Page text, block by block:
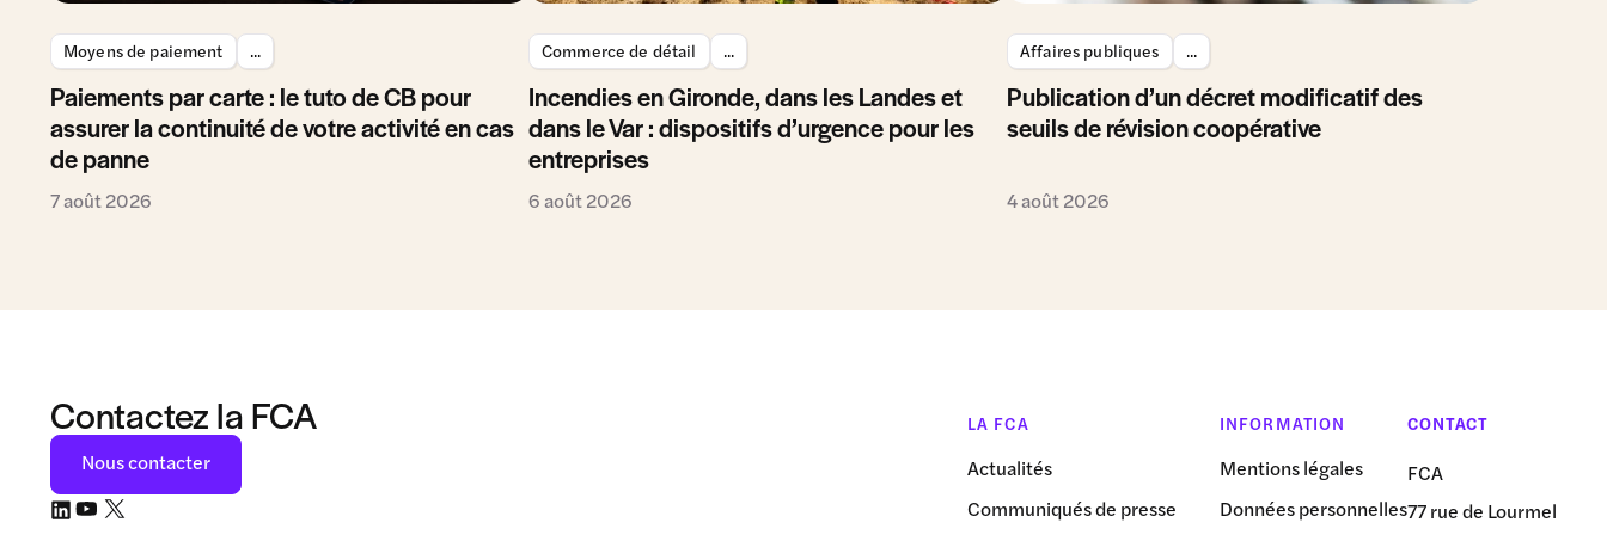
Moyens de paiement ...
Paiements par carte : le tuto de CB pour
assurer la continuité de votre activité en cas
de panne
7 août 2026
Commerce de détail ...
Incendies en Gironde, dans les Landes et
dans le Var : dispositifs d’urgence pour les
entreprises
6 août 2026
Affaires publiques ...
Publication d’un décret modificatif des
seuils de révision coopérative
4 août 2026
Contactez la FCA
Nous contacter
LA FCA
Actualités
Communiqués de presse
INFORMATION
Mentions légales
Données personnelles
CONTACT
FCA
77 rue de Lourmel